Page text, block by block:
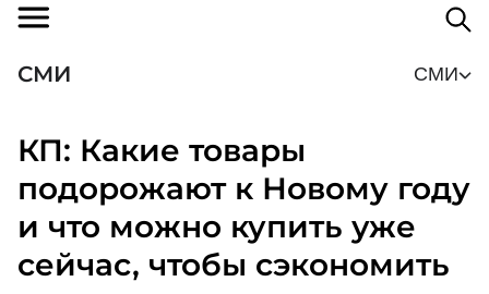
СМИ СМИ
КП: Какие товары
подорожают к Новому году
и что можно купить уже
сейчас, чтобы сэкономить